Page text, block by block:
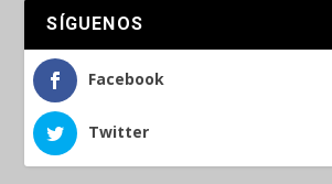
SÍGUENOS
Facebook
Twitter